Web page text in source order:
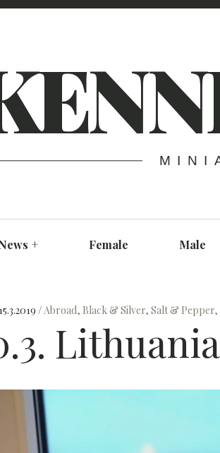
+ Female Male
15.3.2019 Abroad, Black & Silver, Salt & Pepper,